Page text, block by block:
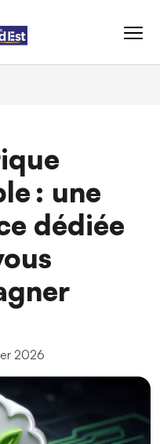
: une
dédiée
2026